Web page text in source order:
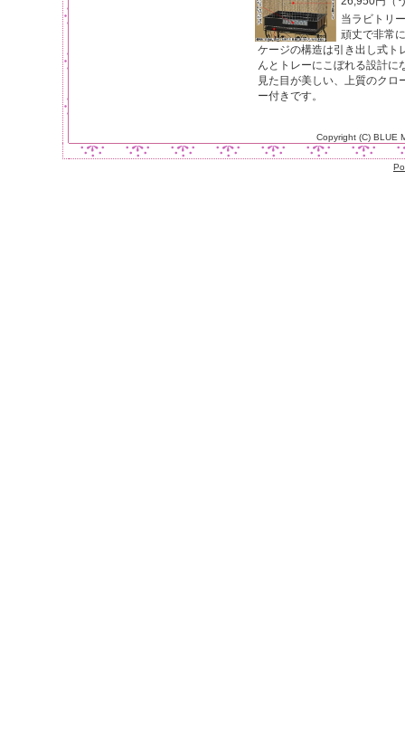
当ラビトリ
頑丈で非常
ケージの構造は引き出し式ト
んとトレーにこぼれる設計に
見た目が美しい、上質のクロ
ー付きです。
Copyright (C) BLUE